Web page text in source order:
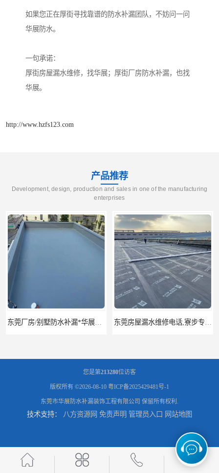
如果您正在厚街寻找靠谱的防水补漏团队，不妨问一问
华展防水。
一句承诺：
厚街房屋漏水维修，找华展；厚街厂房防水补漏，也找
华展。
http://www.hzfs123.com
产品推荐
Development, design, production and sales in one of the manufacturing
enterprises
东莞厚街厂房防水补漏-楼面-铁皮房-卫生间-外墙漏水维修 东莞厚街专业厂房防水补漏选华展防水，质量好不复漏，省钱省力更省心
您是第213280位访客
版权所有 ©2026-08-10 粤ICP备2025429481号-1
东莞市华展防水补漏装饰工程有限公司 保留所有权利.
技术支持： 八方资源网 免责声明 管理员入口 网站地图